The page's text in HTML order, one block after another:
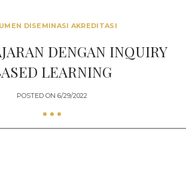
DISEMINASI AKREDITASI
DENGAN INQUIRY
LEARNING
POSTED ON 6/29/2022